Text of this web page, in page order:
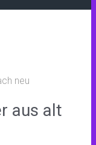
neu
aus alt